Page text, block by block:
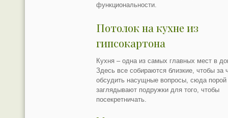
функциональности.
Потолок на кухне из
гипсокартона
Кухня – одна из самых главных мест в
Здесь все собираются близкие, чтобы за
обсудить насущные вопросы, сюда порой
заглядывают подружки для того, чтобы
посекретничать.